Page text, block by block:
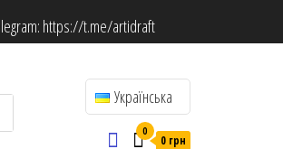
https://t.me/artidraft
Українська
0
0 грн